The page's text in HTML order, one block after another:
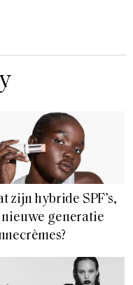
zijn hybride SPF’s,
nieuwe generatie